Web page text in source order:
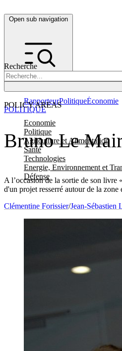
Open sub navigation
Recherche
POLICY AREAS
Economie
Politique
Agriculture et Alimentation
Santé
Technologies
Energie, Environnement et
Défense
RapporteurPolitiqueÉconomie
Bruno Le
A l’occasion de la sortie de son
d'un projet resserré autour de la zone
POLITIQUE
Clémentine Forissier/Jean-Sébastien